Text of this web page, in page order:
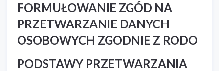
FORMUŁOWANIE ZGÓD NA
PRZETWARZANIE DANYCH
OSOBOWYCH ZGODNIE Z RODO
PODSTAWY PRZETWARZANIA